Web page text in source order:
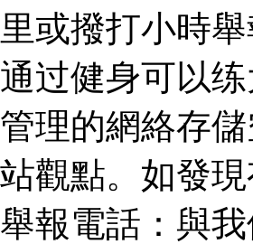
里或撥打小時
通过健身可以
管理的網絡存
站觀點。如發
舉報電話：與